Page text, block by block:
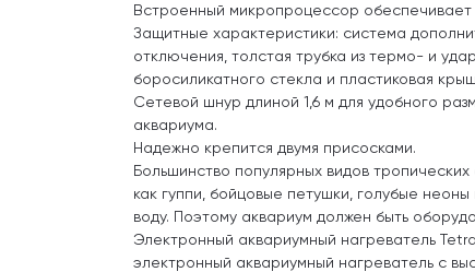
Встроенный микропроцессор
Защитные характеристики: система
отключения, толстая трубка из термо- и
боросиликатного стекла и пластиковая
Сетевой шнур длиной 1,6 м для удобного
аквариума.
Надежно крепится двумя присосками.
Большинство популярных видов
как гуппи, бойцовые петушки, голубые
воду. Поэтому аквариум должен быть
Электронный аквариумный нагреватель
электронный аквариумный нагреватель с